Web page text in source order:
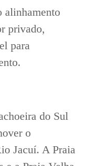
alinhamento
privado,
para
do Sul
o
Jacuí. A Praia